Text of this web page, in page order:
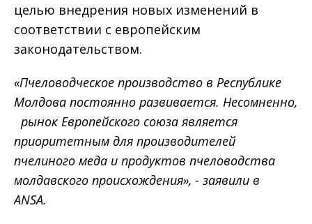
целью внедрения новых изменений в
соответствии с европейским
законодательством.
«Пчеловодческое производство в Республике
Молдова постоянно развивается. Несомненно,
рынок Европейского союза является
приоритетным для производителей
пчелиного меда и продуктов пчеловодства
молдавского происхождения», - заявили в
ANSA.